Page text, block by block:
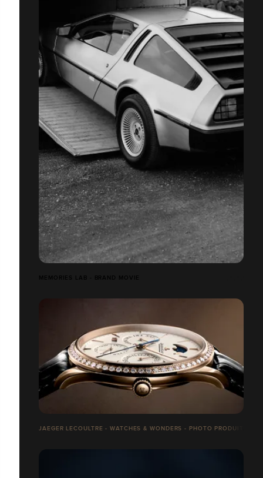
MEMORIES LAB - BRAND MOVIE
JAEGER LECOULTRE - WATCHES & WONDERS - PHOTO PRODUITS